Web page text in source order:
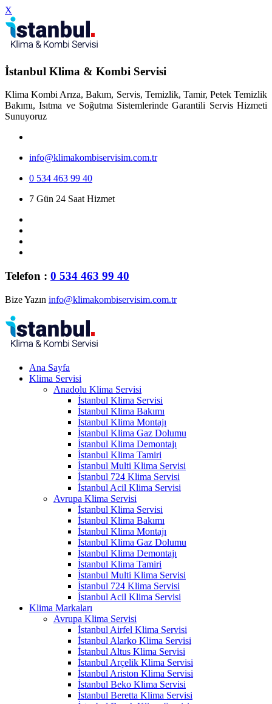
X
İstanbul Klima & Kombi Servisi
Klima Kombi Arıza, Bakım, Servis, Temizlik, Tamir, Petek Temizlik
Bakımı, Isıtma ve Soğutma Sistemlerinde Garantili Servis Hizmeti
Sunuyoruz
info@klimakombiservisim.com.tr
0 534 463 99 40
7 Gün 24 Saat Hizmet
Telefon : 0 534 463 99 40
Bize Yazın info@klimakombiservisim.com.tr
Ana Sayfa
Klima Servisi
Anadolu Klima Servisi
İstanbul Klima Servisi
İstanbul Klima Bakımı
İstanbul Klima Montajı
İstanbul Klima Gaz Dolumu
İstanbul Klima Demontajı
İstanbul Klima Tamiri
İstanbul Multi Klima Servisi
İstanbul 724 Klima Servisi
İstanbul Acil Klima Servisi
Avrupa Klima Servisi
İstanbul Klima Servisi
İstanbul Klima Bakımı
İstanbul Klima Montajı
İstanbul Klima Gaz Dolumu
İstanbul Klima Demontajı
İstanbul Klima Tamiri
İstanbul Multi Klima Servisi
İstanbul 724 Klima Servisi
İstanbul Acil Klima Servisi
Klima Markaları
Avrupa Klima Servisi
İstanbul Airfel Klima Servisi
İstanbul Alarko Klima Servisi
İstanbul Altus Klima Servisi
İstanbul Arçelik Klima Servisi
İstanbul Ariston Klima Servisi
İstanbul Beko Klima Servisi
İstanbul Beretta Klima Servisi